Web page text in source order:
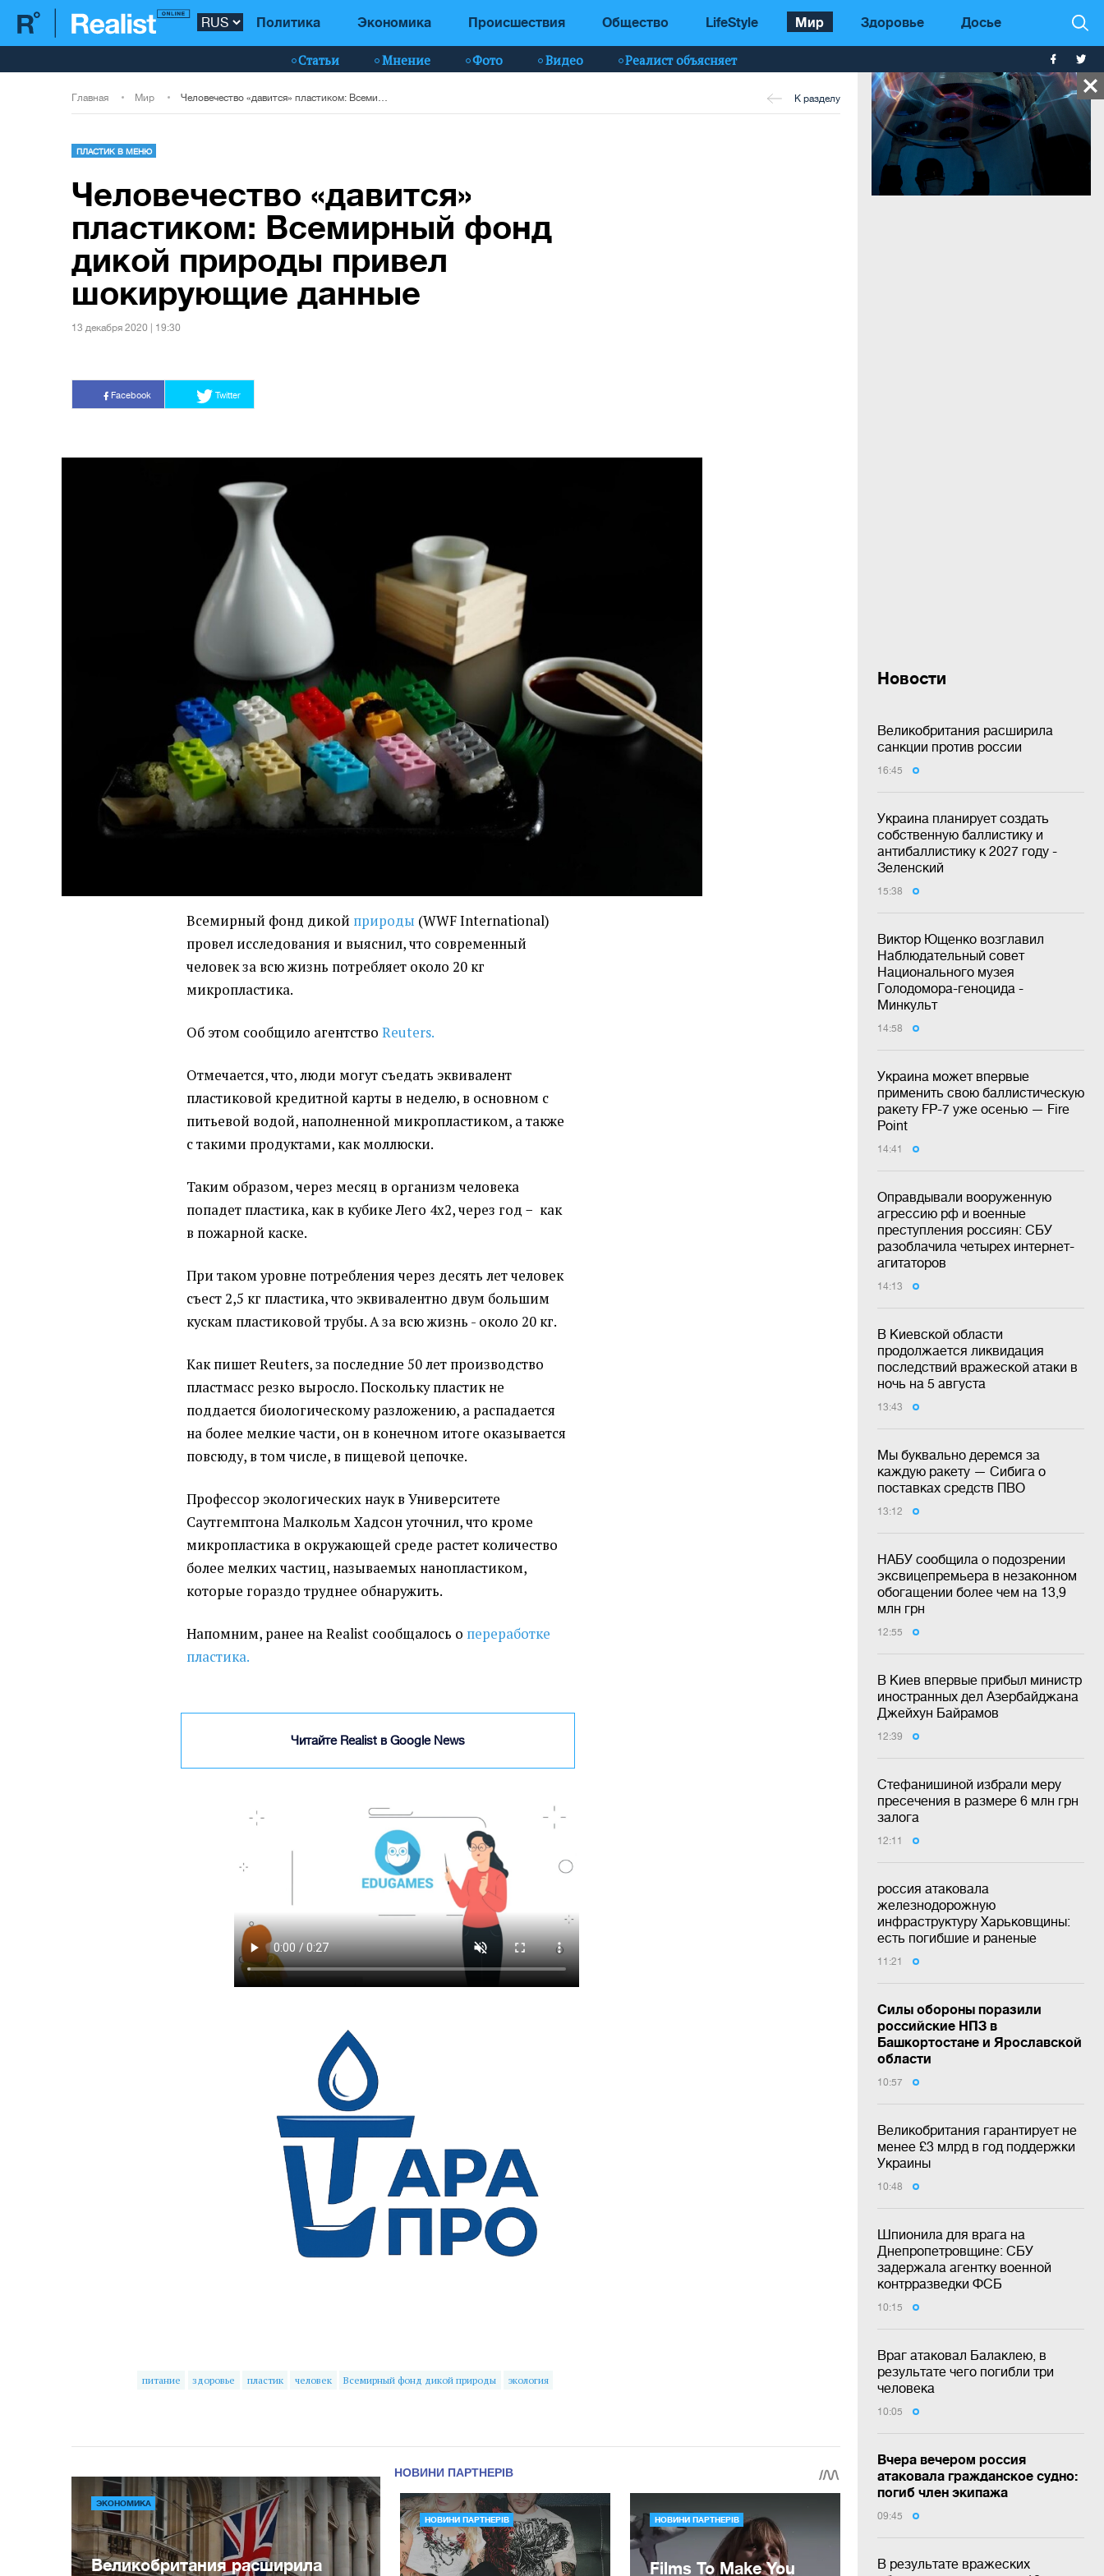
Политика Экономика Происшествия Общество LifeStyle Мир Здоровье Досье
Статьи Мнение Фото Видео Реалист объясняет
Новости
Великобритания расширила
санкции против россии
16:45
Украина планирует создать
собственную баллистику и
антибаллистику к 2027 году -
Зеленский
15:38
Виктор Ющенко возглавил
Наблюдательный совет
Национального музея
Голодомора-геноцида -
Минкульт
14:58
Украина может впервые
применить свою баллистическую
ракету FP-7 уже осенью — Fire
Point
14:41
Оправдывали вооруженную
агрессию рф и военные
преступления россиян: СБУ
разоблачила четырех интернет-
агитаторов
14:13
В Киевской области
продолжается ликвидация
последствий вражеской атаки в
ночь на 5 августа
13:43
Мы буквально деремся за
каждую ракету — Сибига о
поставках средств ПВО
13:12
НАБУ сообщила о подозрении
эксвицепремьера в незаконном
обогащении более чем на 13,9
млн грн
12:55
В Киев впервые прибыл министр
иностранных дел Азербайджана
Джейхун Байрамов
12:39
Стефанишиной избрали меру
пресечения в размере 6 млн грн
залога
12:11
россия атаковала
железнодорожную
инфраструктуру Харьковщины:
есть погибшие и раненые
11:21
Силы обороны поразили
российские НПЗ в
Башкортостане и Ярославской
области
10:57
Великобритания гарантирует не
менее £3 млрд в год поддержки
Украины
10:48
Шпионила для врага на
Днепропетровщине: СБУ
задержала агентку военной
контрразведки ФСБ
10:15
Враг атаковал Балаклею, в
результате чего погибли три
человека
10:05
Вчера вечером россия
атаковала гражданское судно:
погиб член экипажа
09:45
В результате вражеских
Главная Мир К разделу
ПЛАСТИК В МЕНЮ
Человечество «давится»
пластиком: Всемирный фонд
дикой природы привел
шокирующие данные
13 декабря 2020 | 19:30
Facebook Twitter
Всемирный фонд дикой природы (WWF International)
провел исследования и выяснил, что современный
человек за всю жизнь потребляет около 20 кг
микропластика.
Об этом сообщило агентствоReuters.
Отмечается, что, люди могут съедать эквивалент
пластиковой кредитной карты в неделю, в основном с
питьевой водой, наполненной микропластиком, а также
с такими продуктами, как моллюски.
Таким образом, через месяц в организм человека
попадет пластика, как в кубике Лего 4х2, через год − как
в пожарной каске.
При таком уровне потребления через десять лет человек
съест 2,5 кг пластика, что эквивалентно двум большим
кускам пластиковой трубы. А за всю жизнь - около 20 кг.
Как пишет Reuters, за последние 50 лет производство
пластмасс резко выросло. Поскольку пластик не
поддается биологическому разложению, а распадается
на более мелкие части, он в конечном итоге оказывается
повсюду, в том числе, в пищевой цепочке.
Профессор экологических наук в Университете
Саутгемптона Малкольм Хадсон уточнил, что кроме
микропластика в окружающей среде растет количество
более мелких частиц, называемых нанопластиком,
которые гораздо труднее обнаружить.
Напомним, ранее на Realist сообщалось о переработке
пластика.
Читайте Realist в Google News
питание здоровье пластик человек Всемирный фонд дикой природы экология
ЭКОНОМИКА
Великобритания расширила